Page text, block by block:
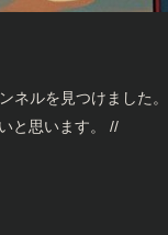
ネルを見つけました。
と思います。 //